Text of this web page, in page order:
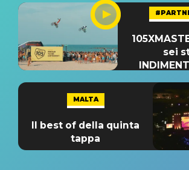
sei
MALTA
Il best of della quinta
tappa